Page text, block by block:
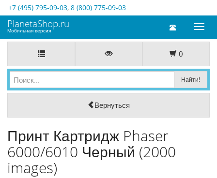
+7 (495) 795-09-03, 8 (800) 775-09-03
Toggle
PlanetaShop.ru
Мобильная версия
0
Вернуться
Принт Картридж Phaser
6000/6010 Черный (2000
images)